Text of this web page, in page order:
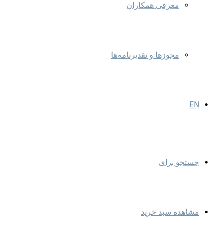
معرفی همکاران
مجوزها و تقدیرنامه‌ها
EN
جستجو برای
مشاهده سبد خرید